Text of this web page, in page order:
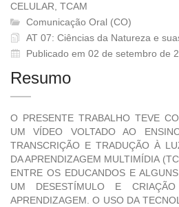
CELULAR, TCAM
Comunicação Oral (CO)
AT 07: Ciências da Natureza e
Publicado em 02 de setembro de
Resumo
O PRESENTE TRABALHO TEVE
UM VÍDEO VOLTADO AO
TRANSCRIÇÃO E TRADUÇÃO À
DA APRENDIZAGEM MULTIMÍDIA
ENTRE OS EDUCANDOS E
UM DESESTÍMULO E
APRENDIZAGEM. O USO DA